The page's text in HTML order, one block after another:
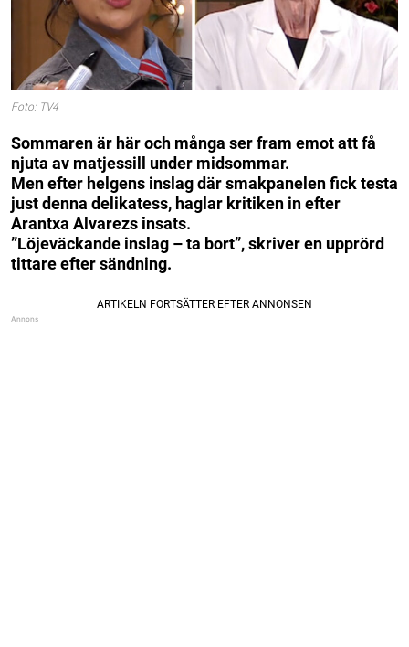
Foto: TV4
Sommaren är här och många ser fram emot att få
njuta av matjessill under midsommar.
Men efter helgens inslag där smakpanelen fick testa
just denna delikatess, haglar kritiken in efter
Arantxa Alvarezs insats.
”Löjeväckande inslag – ta bort”, skriver en upprörd
tittare efter sändning.